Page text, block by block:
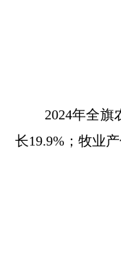
2024年全旗
长19.9%；牧业